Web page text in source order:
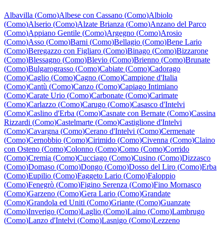
Albavilla (Como)Albese con Cassano (Como)Albiolo
(Como)Alserio (Como)Alzate Brianza (Como)Anzano del Parco
(Como)Appiano Gentile (Como)Argegno (Como)Arosio
(Como)Asso (Como)Barni (Como)Bellagio (Como)Bene Lario
(Como)Beregazzo con Figliaro (Como)Binago (Como)Bizzarone
(Como)Blessagno (Como)Blevio (Como)Brienno (Como)Brunate
(Como)Bulgarograsso (Como)Cabiate (Como)Cadorago
(Como)Caglio (Como)Cagno (Como)Campione d'Italia
(Como)Cantù (Como)Canzo (Como)Capiago Intimiano
(Como)Carate Urio (Como)Carbonate (Como)Carimate
(Como)Carlazzo (Como)Carugo (Como)Casasco d'Intelvi
(Como)Caslino d'Erba (Como)Casnate con Bernate (Como)Cassina
Rizzardi (Como)Castelmarte (Como)Castiglione d'Intelvi
(Como)Cavargna (Como)Cerano d'Intelvi (Como)Cermenate
(Como)Cernobbio (Como)Cirimido (Como)Civenna (Como)Claino
con Osteno (Como)Colonno (Como)Como (Como)Corrido
(Como)Cremia (Como)Cucciago (Como)Cusino (Como)Dizzasco
(Como)Domaso (Como)Dongo (Como)Dosso del Liro (Como)Erba
(Como)Eupilio (Como)Faggeto Lario (Como)Faloppio
(Como)Fenegrò (Como)Figino Serenza (Como)Fino Mornasco
(Como)Garzeno (Como)Gera Lario (Como)Grandate
(Como)Grandola ed Uniti (Como)Griante (Como)Guanzate
(Como)Inverigo (Como)Laglio (Como)Laino (Como)Lambrugo
(Como)Lanzo d'Intelvi (Como)Lasnigo (Como)Lezzeno